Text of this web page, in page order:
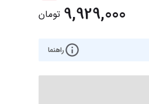
9,929,000 تومان
راهنما